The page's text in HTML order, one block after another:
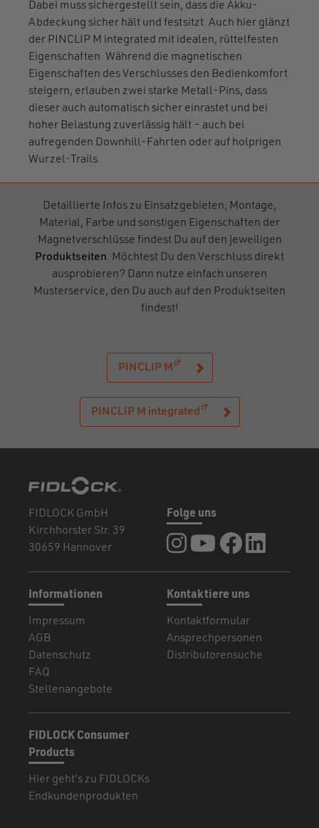
Dabei muss sichergestellt sein, dass die Akku-
Abdeckung sicher hält und festsitzt. Auch hier glänzt
der PINCLIP M integrated mit idealen, rüttelfesten
Eigenschaften. Während die magnetischen
Eigenschaften des Verschlusses den Bedienkomfort
steigern, erlauben zwei starke Metall-Pins, dass
dieser auch automatisch sicher einrastet und bei
hoher Belastung zuverlässig hält – auch bei
aufregenden Downhill-Fahrten oder auf holprigen
Wurzel-Trails.
Detaillierte Infos zu Einsatzgebieten, Montage,
Material, Farbe und sonstigen Eigenschaften der
Magnetverschlüsse findest Du auf den jeweiligen
Produktseiten. Möchtest Du den Verschluss direkt
ausprobieren? Dann nutze einfach unseren
Musterservice, den Du auch auf den Produktseiten
findest!
PINCLIP M(öffnet in einem neuen
PINCLIP M integrated(öffnet in einem neuen
FIDLOCK GmbH
Kirchhorster Str. 39
30659 Hannover
Kontaktiere uns
Kontaktformular
Ansprechpersonen
Distributorensuche
Informationen
Impressum
AGB
Datenschutz
FAQ
Stellenangebote
Folge uns
FIDLOCK auf Instagram
FIDLOCK auf
FIDLOCK auf
FIDLOCK Consumer
Products
Hier geht's zu FIDLOCKs
Endkundenprodukten